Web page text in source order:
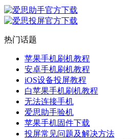
热门话题
苹果手机刷机教程
安卓手机刷机教程
iOS设备投屏教程
白苹果手机刷机教程
无法连接手机
爱思助手验机
苹果手机固件下载
投屏常见问题及解决方法